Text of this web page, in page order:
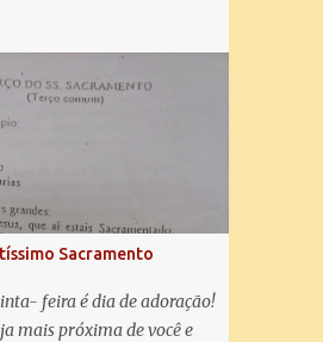
Rainha , Mãe de
doçura, esperança nossa,
os degredados filhos
gemendo e
vale de lágrimas. Eia, pois,
estes vossos olhos
a nós volvei, e depois deste
nos Jesus. Bendito é o
ó clemente, ó piedosa,
Virgem Maria. Rogai por
Sacramento
feira é dia de adoração!
mais próxima de você e